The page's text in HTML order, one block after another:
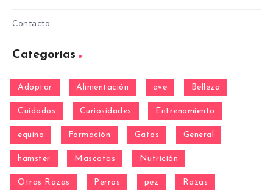
Contacto
Categorías
Adoptar Alimentación ave Belleza
Cuidados Curiosidades Entrenamiento
equino Formación Gatos General
hamster Mascotas Nutrición
Otras Razas Perros pez Razas